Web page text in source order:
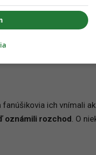
vtedy vzbudili najmä
zaradila medzi
fanúšikovia ich vnímali
oznámili rozchod . O